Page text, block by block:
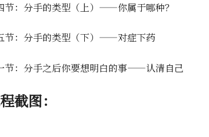
节：分手的类型（上）——你属于哪种？
节：分手的类型（下）——对症下药
节：分手之后你要想明白的事——认清自己
截图：